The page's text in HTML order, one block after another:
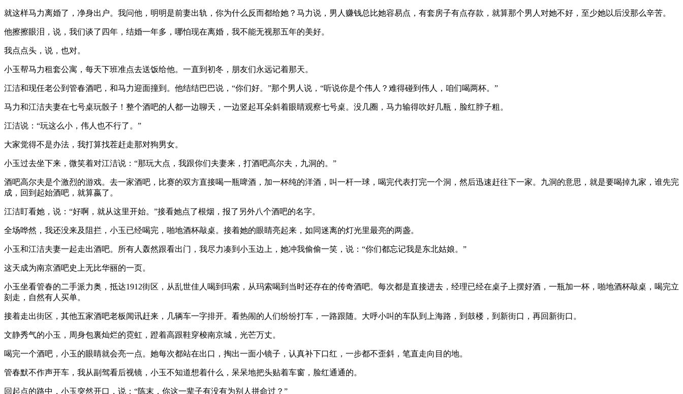
就这样马力离婚了，净身出户。我问他，明明是前妻出轨，你为什么反而都给她？马力说，男人赚钱总比她容易点，有套房子有点存款，就算那个男人对她不好，至少她以后没那么辛苦。
他擦擦眼泪，说，我们谈了四年，结婚一年多，哪怕现在离婚，我不能无视那五年的美好。
我点点头，说，也对。
小玉帮马力租套公寓，每天下班准点去送饭给他。一直到初冬，朋友们永远记着那天。
江洁和现任老公到管春酒吧，和马力迎面撞到。他结结巴巴说，“你们好。”那个男人说，“听说你是个伟人？难得碰到伟人，咱们喝两杯。”
马力和江洁夫妻在七号桌玩骰子！整个酒吧的人都一边聊天，一边竖起耳朵斜着眼睛观察七号桌。没几圈，马力输得吹好几瓶，脸红脖子粗。
江洁说：“玩这么小，伟人也不行了。”
大家觉得不是办法，我打算找茬赶走那对狗男女。
小玉过去坐下来，微笑着对江洁说：“那玩大点，我跟你们夫妻来，打酒吧高尔夫，九洞的。”
酒吧高尔夫是个激烈的游戏。去一家酒吧，比赛的双方直接喝一瓶啤酒，加一杯纯的洋酒，叫一杆一球，喝完代表打完一个洞，然后迅速赶往下一家。九洞的意思，就是要喝掉九家，谁先完
成，回到起始酒吧，就算嬴了。
江洁盯看她，说：“好啊，就从这里开始。”接看她点了根烟，报了另外八个酒吧的名字。
全场哗然，我还没来及阻拦，小玉已经喝完，啪地酒杯敲桌。接着她的眼睛亮起来，如同迷离的灯光里最亮的两盏。
小玉和江洁夫妻一起走出酒吧。所有人轰然跟看出门，我尽力凑到小玉边上，她冲我偷偷一笑，说：“你们都忘记我是东北姑娘。”
这天成为南京酒吧史上无比华丽的一页。
小玉坐看管春的二手派力奥，抵达1912街区，从乱世佳人喝到玛索，从玛索喝到当时还存在的传奇酒吧。每次都是直接进去，经理已经在桌子上摆好酒，一瓶加一杯，啪地酒杯敲桌，喝完立
刻走，自然有人买单。
接着走出街区，其他五家酒吧老板闻讯赶来，几辆车一字排开。看热闹的人们纷纷打车，一路跟随。大呼小叫的车队到上海路，到鼓楼，到新街口，再回新街口。
文静秀气的小玉，周身包裏灿烂的霓虹，蹬着高跟鞋穿梭南京城，光芒万丈。
喝完一个酒吧，小玉的眼睛就会亮一点。她每次都站在出口，掏出一面小镜子，认真补下口红，一步都不歪斜，笔直走向目的地。
管春默不作声开车，我从副驾看后视镜，小玉不知道想着什么，呆呆地把头贴着车窗，脸红通通的。
回起点的路中，小玉突然开口，说：“陈末，你这一辈子有没有为别人拼命过？”